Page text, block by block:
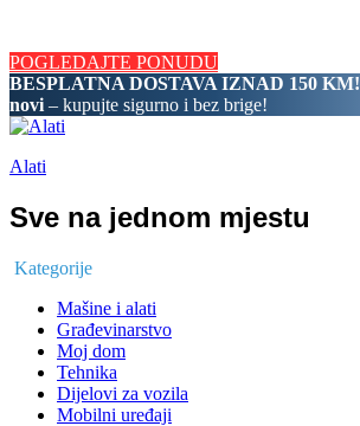
POGLEDAJTE PONUDU
BESPLATNA DOSTAVA IZNAD 150 KM!
novi – kupujte sigurno i bez brige!
Alati
Sve na jednom mjestu
Kategorije
Mašine i alati
Građevinarstvo
Moj dom
Tehnika
Dijelovi za vozila
Mobilni uređaji